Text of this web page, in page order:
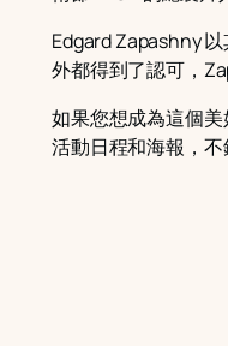
Edgard Zapashny
外都得到了認可，
如果您想成為這個
活動日程和海報，